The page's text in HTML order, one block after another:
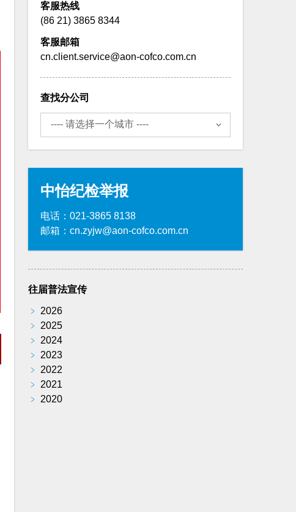
客服热线
(86 21) 3865 8344
客服邮箱
cn.client.service@aon-cofco.com.cn
查找分公司
中怡纪检举报
电话：021-3865 8138
邮箱：cn.zyjw@aon-cofco.com.cn
往届普法宣传
﹥
2026
﹥
2025
﹥
2024
﹥
2023
﹥
2022
﹥
2021
﹥
2020